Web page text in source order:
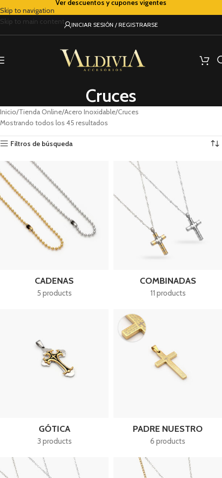
Skip to navigation
Skip to main content
Ver descuentos y cupones vigentes
INICIAR SESIÓN / REGISTRARSE
Cruces
Inicio Tienda Online Acero Inoxidable Cruces
Mostrando todos los 45 resultados
Filtros de búsqueda
CADENAS
5 products
COMBINADAS
11 products
GÓTICA
3 products
PADRE NUESTRO
6 products